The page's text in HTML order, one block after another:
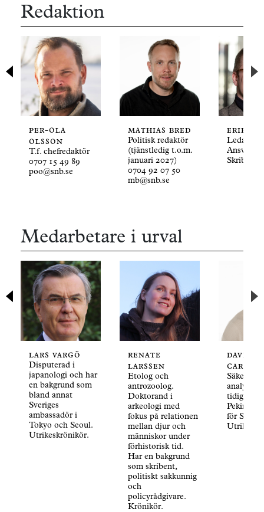
Redaktion
per-ola
olsson
T.f. chefredaktör
0707 15 49 89
poo@snb.se
mathias bred
Politisk redaktör
(tjänstledig t.o.m.
januari 2027)
0704 92 07 50
mb@snb.se
erik
Ansvarig
Medarbetare i urval
lars vargö
Disputerad i
japanologi och har
en bakgrund som
bland annat
Sveriges
ambassadör i
Tokyo och Seoul.
Utrikeskrönikör.
renate
larssen
Etolog och
antrozoolog.
Doktorand i
arkeologi med
fokus på relationen
mellan djur och
människor under
förhistorisk tid.
Har en bakgrund
som skribent,
politiskt sakkunnig
och
policyrådgivare.
Krönikör.
david
tidigare
för